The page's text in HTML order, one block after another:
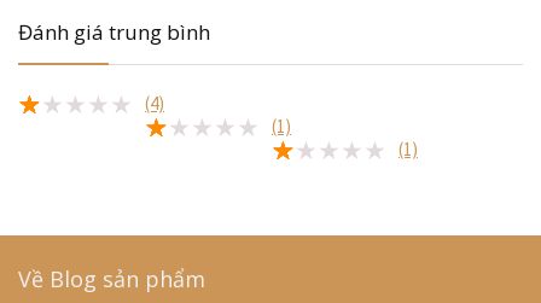
Đánh giá trung bình
(4)
(1)
(1)
Về Blog sản phẩm